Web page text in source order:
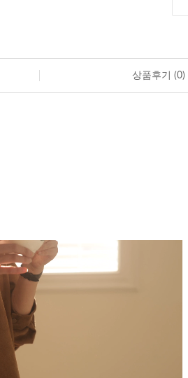
상품후기 (0)